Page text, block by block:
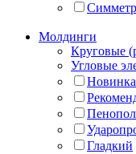
Молдинги
Круговые
Угловые
Новинка
Гладкий